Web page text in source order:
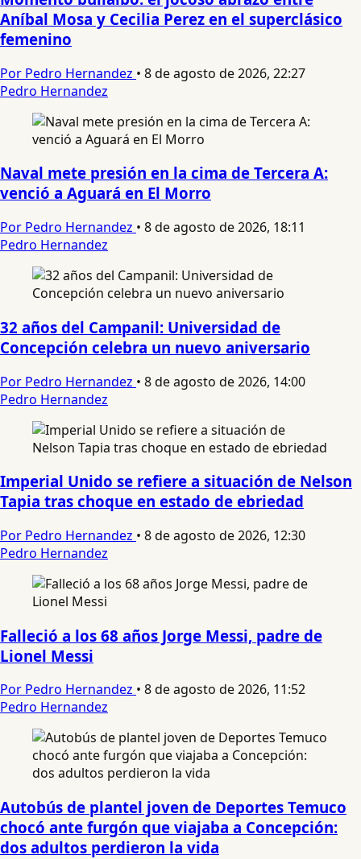
Aníbal Mosa y Cecilia Perez en el superclásico
femenino
Por Pedro Hernandez • 8 de agosto de 2026, 22:27
Pedro Hernandez
Naval mete presión en la cima de Tercera A:
venció a Aguará en El Morro
Por Pedro Hernandez • 8 de agosto de 2026, 18:11
Pedro Hernandez
32 años del Campanil: Universidad de
Concepción celebra un nuevo aniversario
Por Pedro Hernandez • 8 de agosto de 2026, 14:00
Pedro Hernandez
Imperial Unido se refiere a situación de Nelson
Tapia tras choque en estado de ebriedad
Por Pedro Hernandez • 8 de agosto de 2026, 12:30
Pedro Hernandez
Falleció a los 68 años Jorge Messi, padre de
Lionel Messi
Por Pedro Hernandez • 8 de agosto de 2026, 11:52
Pedro Hernandez
Autobús de plantel joven de Deportes Temuco
chocó ante furgón que viajaba a Concepción:
dos adultos perdieron la vida